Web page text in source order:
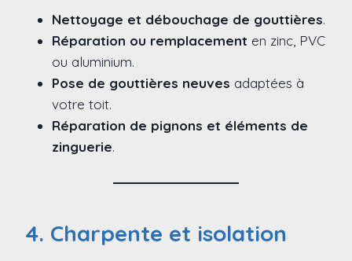
Nettoyage et débouchage de gouttières.
Réparation ou remplacement en zinc, PVC
ou aluminium.
Pose de gouttières neuves adaptées à
votre toit.
Réparation de pignons et éléments de
zinguerie.
4. Charpente et isolation